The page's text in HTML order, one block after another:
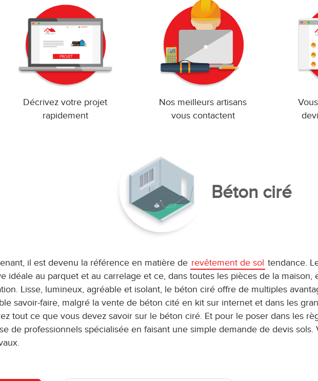
Décrivez votre projet
rapidement
Nos meilleurs artisans
vous contactent
Béton ciré
il est devenu la référence en matière de revêtement de sol tendance.
idéale au parquet et au carrelage et ce, dans toutes les pièces de la maison,
Lisse, lumineux, agréable et isolant, le béton ciré offre de multiples
savoir-faire, malgré la vente de béton cité en kit sur internet et dans les
tout ce que vous devez savoir sur le béton ciré. Et pour le poser dans les
de professionnels spécialisée en faisant une simple demande de devis sols.